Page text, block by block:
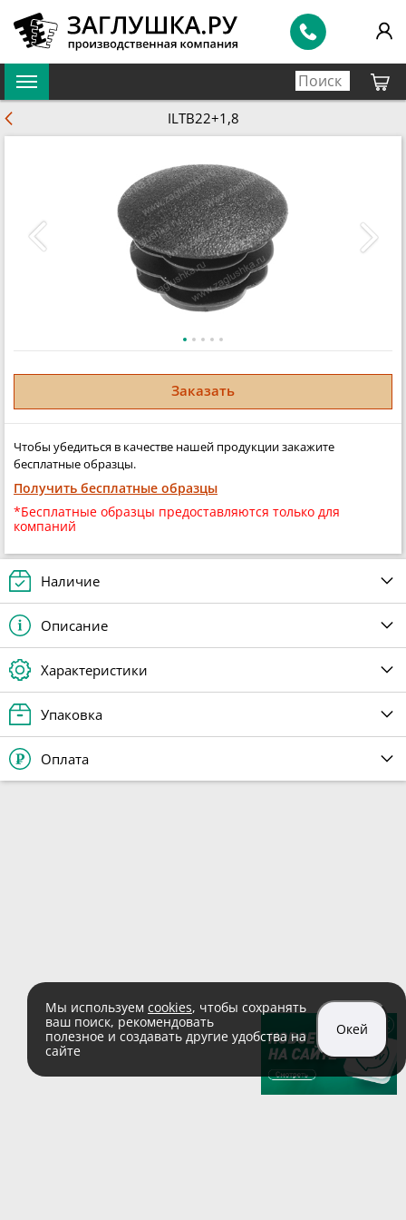
ILTB22+1,8
Заказать
Чтобы убедиться в качестве нашей продукции закажите
бесплатные образцы.
Получить бесплатные образцы
*Бесплатные образцы предоставляются только для
компаний
Наличие
Описание
Характеристики
Упаковка
Оплата
Мы используем cookies, чтобы сохранять
ваш поиск, рекомендовать
полезное и создавать другие удобства на
сайте
Окей